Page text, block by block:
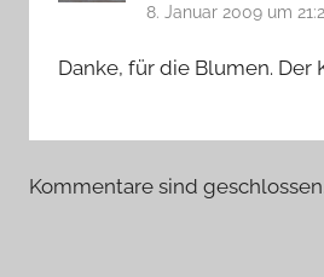
8. Januar 2009 um
Danke, für die Blumen.
Kommentare sind geschlossen.